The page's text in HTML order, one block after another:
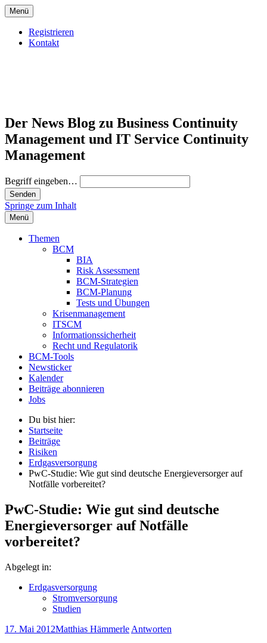
Menü
Registrieren
Kontakt
Der News Blog zu Business Continuity
Management und IT Service Continuity
Management
Begriff eingeben…
Springe zum Inhalt
Menü
Themen
BCM
BIA
Risk Assessment
BCM-Strategien
BCM-Planung
Tests und Übungen
Krisenmanagement
ITSCM
Informationssicherheit
Recht und Regulatorik
BCM-Tools
Newsticker
Kalender
Beiträge abonnieren
Jobs
Du bist hier:
Startseite
Beiträge
Risiken
Erdgasversorgung
PwC-Studie: Wie gut sind deutsche Energieversorger auf
Notfälle vorbereitet?
PwC-Studie: Wie gut sind deutsche
Energieversorger auf Notfälle
vorbereitet?
Abgelegt in:
Erdgasversorgung
Stromversorgung
Studien
17. Mai 2012Matthias Hämmerle Antworten